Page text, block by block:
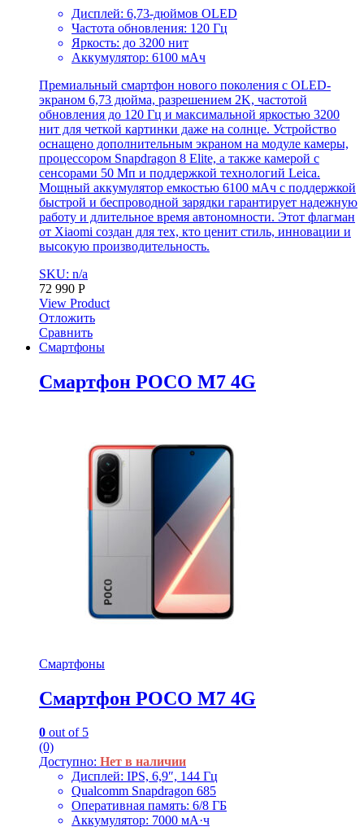
Дисплей: 6,73-дюймов OLED
Частота обновления: 120 Гц
Яркость: до 3200 нит
Аккумулятор: 6100 мАч
Премиальный смартфон нового поколения с OLED-
экраном 6,73 дюйма, разрешением 2K, частотой
обновления до 120 Гц и максимальной яркостью 3200
нит для четкой картинки даже на солнце. Устройство
оснащено дополнительным экраном на модуле камеры,
процессором Snapdragon 8 Elite, а также камерой с
сенсорами 50 Мп и поддержкой технологий Leica.
Мощный аккумулятор емкостью 6100 мАч с поддержкой
быстрой и беспроводной зарядки гарантирует надежную
работу и длительное время автономности. Этот флагман
от Xiaomi создан для тех, кто ценит стиль, инновации и
высокую производительность.
SKU: n/a
72 990 Р
View Product
Отложить
Сравнить
Смартфоны
Смартфон POCO M7 4G
Смартфоны
Смартфон POCO M7 4G
0 out of 5
(0)
Доступно: Нет в наличии
Дисплей: IPS, 6,9″, 144 Гц
Qualcomm Snapdragon 685
Оперативная память: 6/8 ГБ
Аккумулятор: 7000 мА·ч